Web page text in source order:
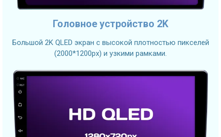
Головное устройство 2K
Большой 2K QLED экран с высокой плотностью пикселей
(2000*1200px) и узкими рамками.